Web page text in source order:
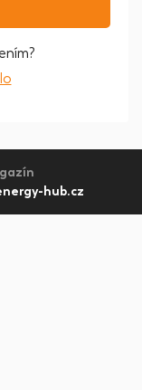
hub.cz